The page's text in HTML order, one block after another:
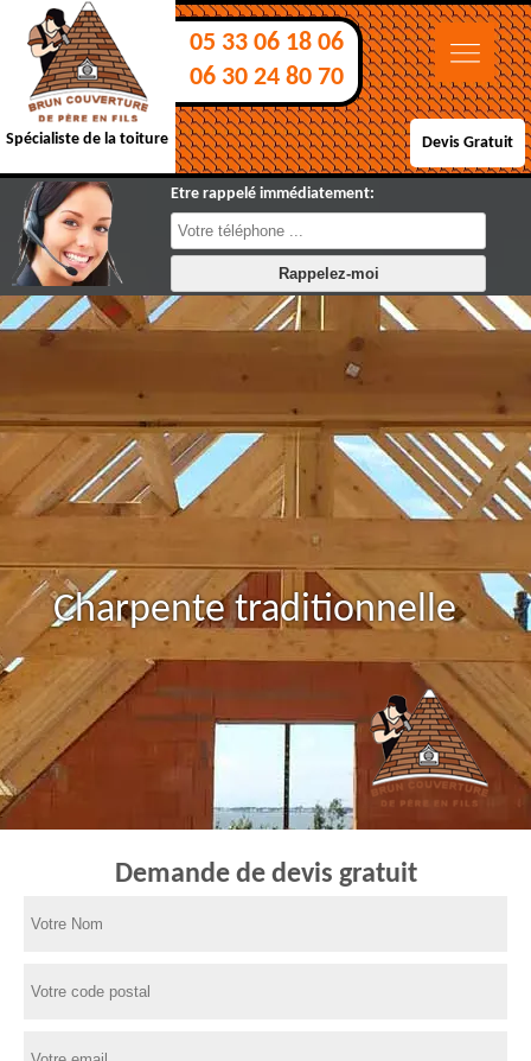
Spécialiste de la toiture
05 33 06 18 06
06 30 24 80 70
Devis Gratuit
Etre rappelé immédiatement:
Charpente traditionnelle
Demande de devis gratuit